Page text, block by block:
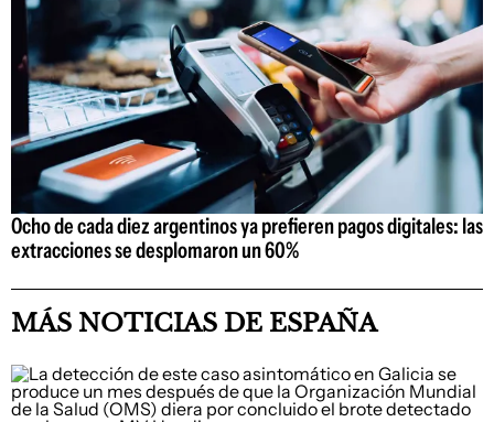
Ocho de cada diez argentinos ya prefieren pagos digitales: las
extracciones se desplomaron un 60%
MÁS NOTICIAS DE ESPAÑA